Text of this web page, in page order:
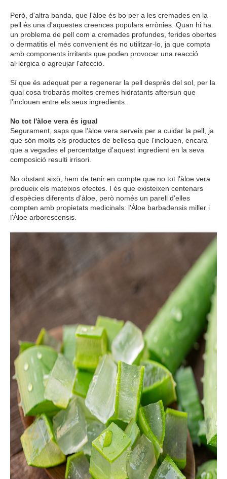
Però, d'altra banda, que l'àloe és bo per a les cremades en la
pell és una d'aquestes creences populars errònies. Quan hi ha
un problema de pell com a cremades profundes, ferides obertes
o dermatitis el més convenient és no utilitzar-lo, ja que compta
amb components irritants que poden provocar una reacció
al·lèrgica o agreujar l'afecció.
Sí que és adequat per a regenerar la pell després del sol, per la
qual cosa trobaràs moltes cremes hidratants aftersun que
l'inclouen entre els seus ingredients.
No tot l'àloe vera és igual
Segurament, saps que l'àloe vera serveix per a cuidar la pell, ja
que són molts els productes de bellesa que l'inclouen, encara
que a vegades el percentatge d'aquest ingredient en la seva
composició resulti irrisori.
No obstant això, hem de tenir en compte que no tot l'àloe vera
produeix els mateixos efectes. I és que existeixen centenars
d'espècies diferents d'àloe, però només un parell d'elles
compten amb propietats medicinals: l'Àloe barbadensis miller i
l'Àloe arborescensis